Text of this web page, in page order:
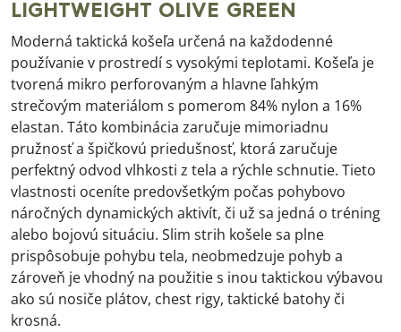
LIGHTWEIGHT OLIVE GREEN
Moderná taktická košeľa určená na každodenné
používanie v prostredí s vysokými teplotami. Košeľa je
tvorená mikro perforovaným a hlavne ľahkým
strečovým materiálom s pomerom 84% nylon a 16%
elastan. Táto kombinácia zaručuje mimoriadnu
pružnosť a špičkovú priedušnosť, ktorá zaručuje
perfektný odvod vlhkosti z tela a rýchle schnutie. Tieto
vlastnosti oceníte predovšetkým počas pohybovo
náročných dynamických aktivít, či už sa jedná o tréning
alebo bojovú situáciu. Slim strih košele sa plne
prispôsobuje pohybu tela, neobmedzuje pohyb a
zároveň je vhodný na použitie s inou taktickou výbavou
ako sú nosiče plátov, chest rigy, taktické batohy či
krosná.